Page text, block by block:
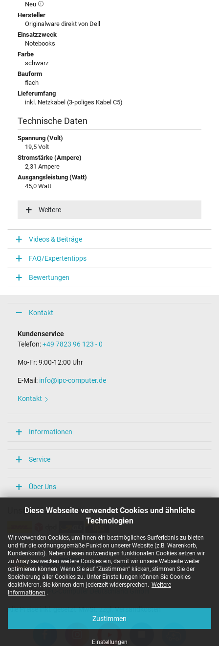
Diese Webseite verwendet Cookies und ähnliche
Technologien
Wir verwenden Cookies, um Ihnen ein bestmögliches Surferlebnis zu bieten
und für die ordnungsgemäße Funktion unserer Website (z.B. Warenkorb,
Kundenkonto). Neben diesen notwendigen funktionalen Cookies setzen wir
zu Anaylsezwecken weitere Cookies ein, damit wir unsere Webseite weiter
optimieren können. Wenn Sie auf "Zustimmen" klicken, stimmen Sie der
Speicherung aller Cookies zu. Unter Einstellungen können Sie Cookies
deaktivieren. Sie können dem jederzeit widersprechen. Weitere
Informationen .
Zustimmen
Einstellungen
Neu
Hersteller
Originalware direkt von Dell
Einsatzzweck
Notebooks
Farbe
schwarz
Bauform
flach
Lieferumfang
inkl. Netzkabel (3-poliges Kabel C5)
Technische Daten
Spannung (Volt)
19,5 Volt
Stromstärke (Ampere)
2,31 Ampere
Ausgangsleistung (Watt)
45,0 Watt
100-240V / 50-60Hz
Funktions-LED
Funktions-LED im Stecker
Notebook Stecker
Steckertyp / -form
rund / 180° gerade
9,0 mm
Stift im Stecker
Ja
Länge Anschlusskabel (m) (ca.)
Länge / Breite / Höhe
Weitere Daten
Ja
CE
N
PSE
Singapore Safety Mark
TÜV Geprüfte Sicherheit
UL Listed
Kategorisierung
Kategorie
Netzteil
Weitere
Videos & Beiträge
FAQ/Expertentipps
Bewertungen
Kontakt
Kundenservice
Telefon:+49 7823 96 123 - 0
Mo-Fr: 9:00-12:00 Uhr
E-Mail: info@ipc-computer.de
Kontakt
Informationen
Service
Über Uns
Unsere Versandarten
Unsere Zahlarten
Copyright ©
Alle Preise inkl. gesetzl. MwSt. zzgl. Versandkosten